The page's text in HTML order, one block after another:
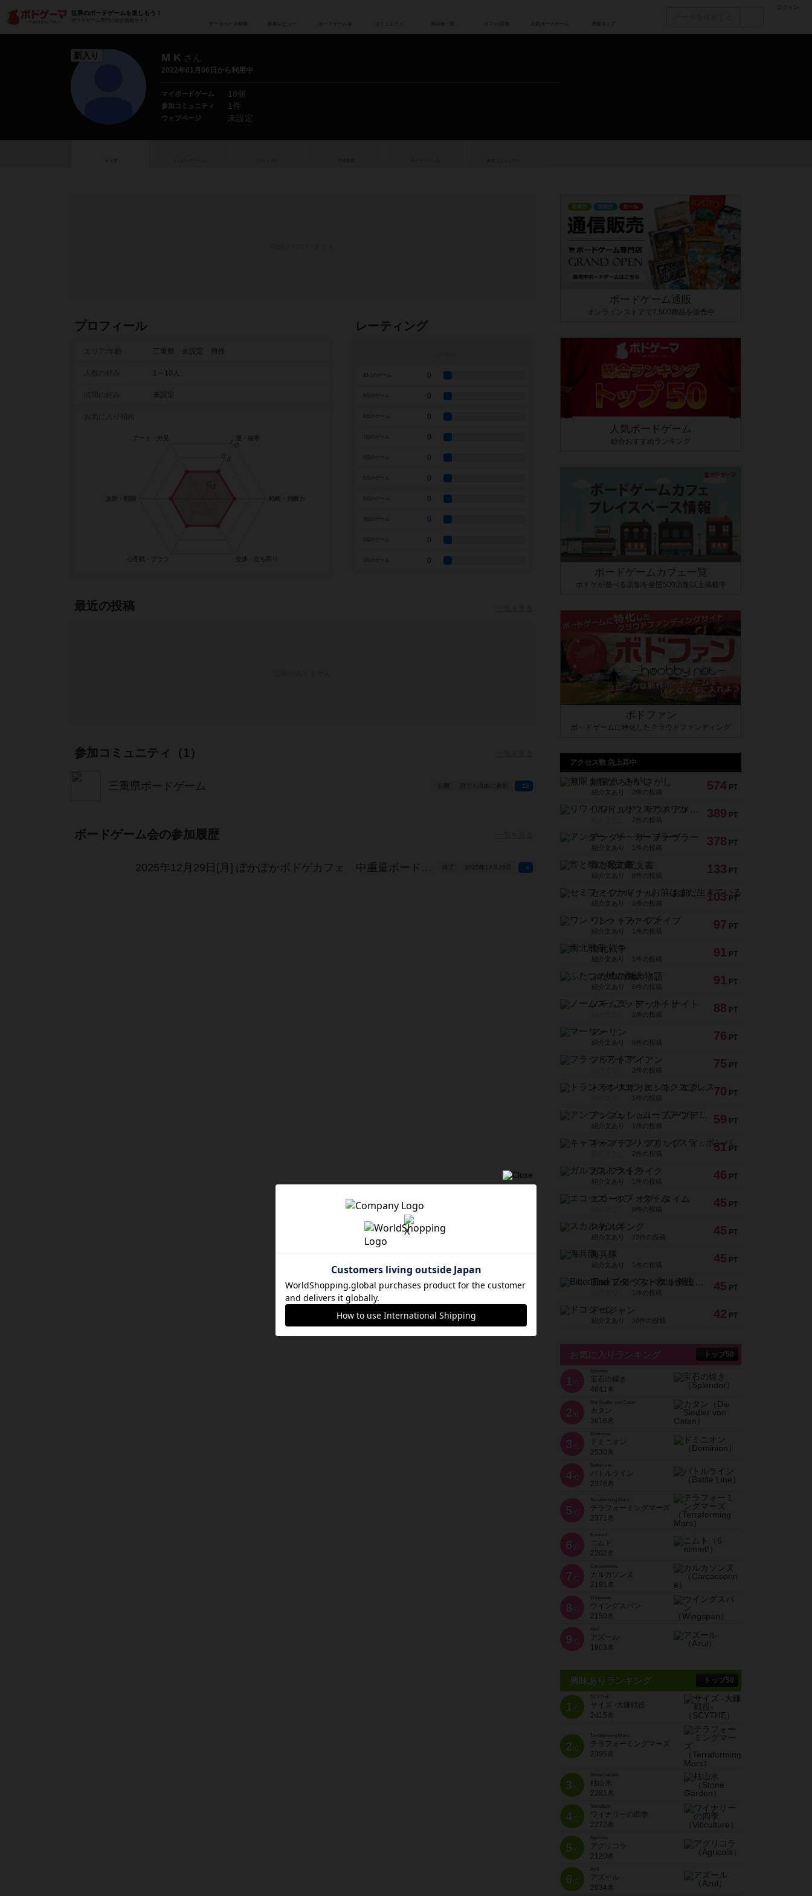
世界のボードゲームを楽しもう！
ボードゲーム専門の総合情報サイト
データベース コミュニティ 人気ボードゲーム
ログイン
新入り M K さん
2022年01月06日から利用中
マイボードゲーム 18個
参加コミュニティ 1件
ウェブページ 未設定
トップ
プロフィール
三重県 未設定 男性
1～10人
未設定
レーティング
10点のゲーム 0
9点のゲーム 0
8点のゲーム 0
7点のゲーム 0
6点のゲーム 0
5点のゲーム 0
4点のゲーム 0
3点のゲーム 0
2点のゲーム 0
1点のゲーム 0
最近の投稿
参加コミュニティ（1）
三重県ボードゲーム 公開 誰でも自由に参加 13
ボードゲーム会の参加履歴
2025年12月29日[月] ぽかぽかボドゲカフェ 中重量ボードゲーム会 🕊️【ウイングスパン会】🕊️初心者・おひとり様歓迎 終了 2025年12月29日 4
ボードゲーム通販
オンラインストアで7,500商品を販売中
人気ボードゲーム
総合おすすめランキング
ボードゲームカフェ一覧
ボドゲが遊べる店舗を全国500店舗以上掲載中
ボドファン
ボードゲームに特化したクラウドファンディング
アクセス数 急上昇中
574 PT
無限まちがいさがし
紹介文あり 2件の投稿
389 PT
リワイルド：サウスアメリカ
2件の投稿
378 PT
アンダー・ザ・テーブラー
紹介文あり 1件の投稿
133 PT
宵と暁の呪文書
紹介文あり 8件の投稿
103 PT
セミファイナル ～お前はまだ生きている～
紹介文あり 1件の投稿
97 PT
ワン・トゥ・ファイブ
紹介文あり 1件の投稿
91 PT
南北戦争
紹介文あり 1件の投稿
91 PT
ふたつの城の物語
紹介文あり 6件の投稿
88 PT
ノームズ・アット・ナイト
1件の投稿
76 PT
マーリン
紹介文あり 6件の投稿
75 PT
フラットアイアン
2件の投稿
70 PT
トランスオリエント・エクスプレス
1件の投稿
59 PT
アンブッシュ！：ムーブアウト！
紹介文あり 1件の投稿
51 PT
キャプテン・フリップ：イスラ・ボンバ
2件の投稿
46 PT
ガルフストライク
紹介文あり 1件の投稿
45 PT
エコーズ・オブ・タイム
8件の投稿
45 PT
スカルキング
紹介文あり 12件の投稿
45 PT
海兵隊
紹介文あり 1件の投稿
45 PT
Bitter End ブタペスト救出作戦
1件の投稿
42 PT
ドコジャン
紹介文あり 10件の投稿
お気に入りランキング トップ50
1 位
宝石の煌き
4041名
2 位
Die Siedler von Catan
カタン
3616名
3 位
ドミニオン
2530名
4位
Battle Line
バトルライン
2378名
5 位
Terraforming Mars
テラフォーミングマーズ
2371名
6 位
ニムト
2202名
7 位
Carcassonne
カルカソンヌ
2191名
8 位
Wingspan
ウイングスパン
2150名
9 位
Azul
アズール
1903名
興味ありランキング トップ50
1位
SCYTHE
サイズ -大鎌戦役-
2415名
2位
Terraforming Mars
テラフォーミングマーズ
2395名
3位
Stone Garden
枯山水
2281名
4位
Viticulture
ワイナリーの四季
2272名
5位
Agricola
アグリコラ
2120名
6位
Azul
アズール
2034名